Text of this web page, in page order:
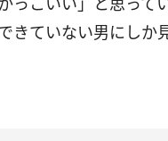
きていない男にしか